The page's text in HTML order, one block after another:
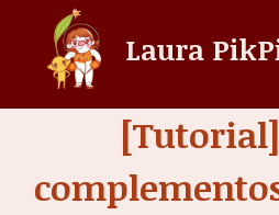
contenido
Laura